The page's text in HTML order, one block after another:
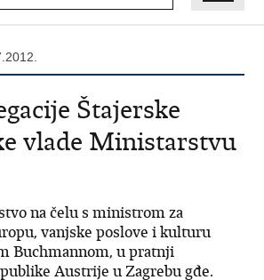
Štajerske
vlade Ministarstvu
na čelu s ministrom za
vanjske poslove i kulturu
Buchmannom, u pratnji
Austrije u Zagrebu gđe.